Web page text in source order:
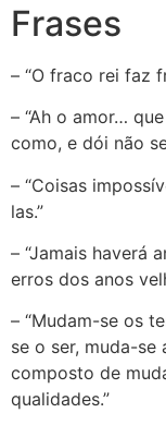
Frases
– “O fraco rei faz
– “Ah o amor…
como, e dói não
– “Coisas
las.”
– “Jamais haverá
erros dos anos
– “Mudam-se os
se o ser, muda-
composto de
qualidades.”